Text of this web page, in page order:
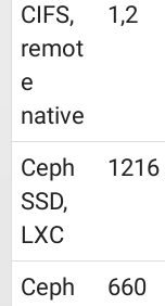
CIFS,
remot
e
native
1,2
Ceph
SSD,
LXC
1216
Ceph
660